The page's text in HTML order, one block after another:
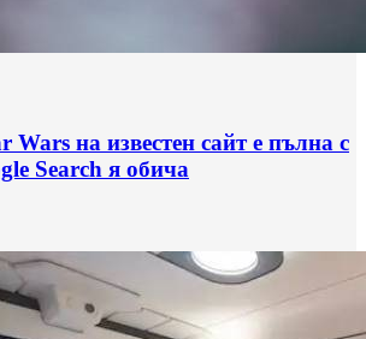
Wars на известен сайт е пълна с
Search я обича